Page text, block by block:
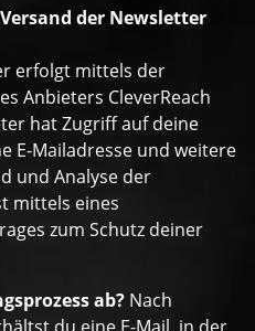
der Newsletter
erfolgt mittels der
Anbieters CleverReach
hat Zugriff auf deine
E-Mailadresse und weitere
und Analyse der
mittels eines
zum Schutz deiner
ab? Nach